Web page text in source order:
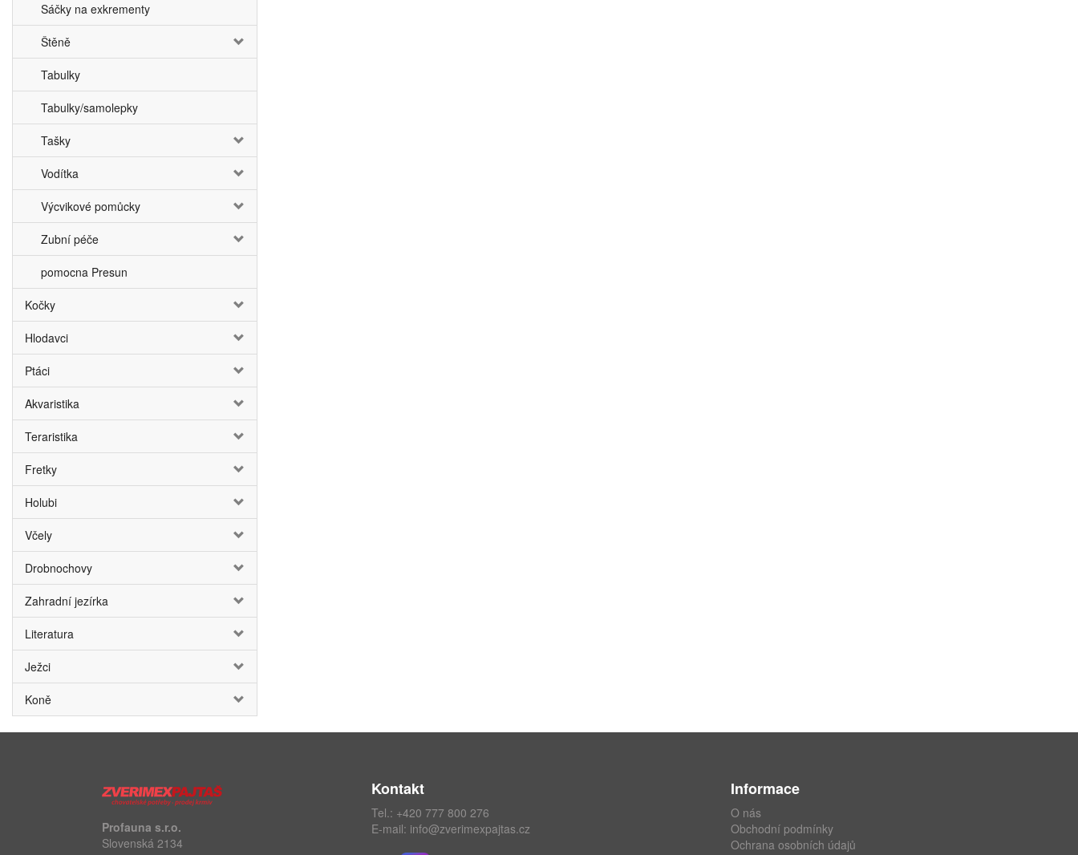
Sáčky na exkrementy
Štěně
Tabulky
Tabulky/samolepky
Tašky
Vodítka
Výcvikové pomůcky
Zubní péče
pomocna Presun
Kočky
Hlodavci
Ptáci
Akvaristika
Teraristika
Fretky
Holubi
Včely
Drobnochovy
Zahradní jezírka
Literatura
Ježci
Koně
Profauna s.r.o.
Slovenská 2134
Kontakt
Tel.: +420 777 800 276
E-mail: info@zverimexpajtas.cz
Informace
O nás
Obchodní podmínky
Ochrana osobních údajů